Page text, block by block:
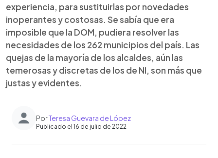
experiencia, para sustituirlas por novedades
inoperantes y costosas. Se sabía que era
imposible que la DOM, pudiera resolver las
necesidades de los 262 municipios del país. Las
quejas de la mayoría de los alcaldes, aún las
temerosas y discretas de los de NI, son más que
justas y evidentes.
PorTeresa Guevara de López
Publicado el 16 de julio de 2022